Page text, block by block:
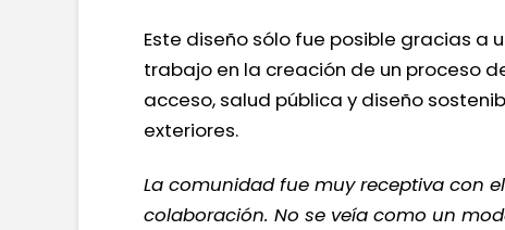
Este diseño sólo fue posible gracias a
trabajo en la creación de un proceso
acceso, salud pública y diseño
exteriores.
La comunidad fue muy receptiva con
colaboración. No se veía como un